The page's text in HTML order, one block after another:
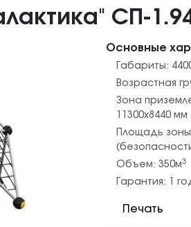
СП-
Основные
Габариты:
Возрастная
Зона
11300х8440 мм
Площадь
Объем: 350м3
Гарантия: 1
Печать